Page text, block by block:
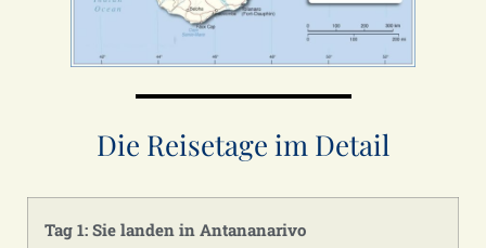
Die Reisetage im Detail
Tag 1: Sie landen in Antananarivo